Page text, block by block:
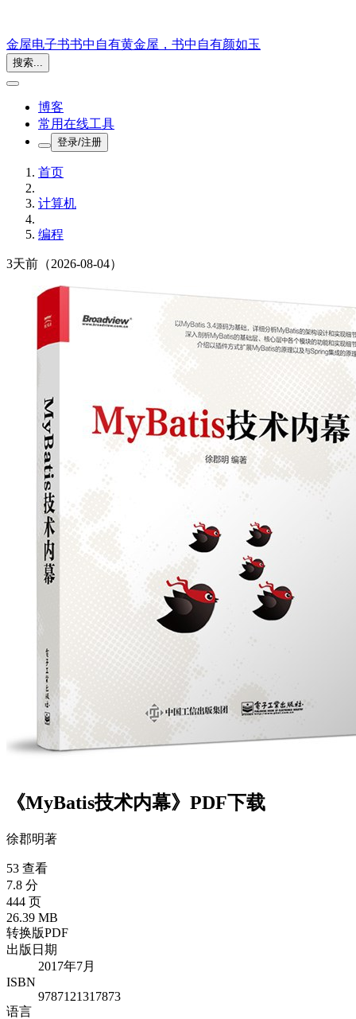
金屋电子书书中自有黄金屋，书中自有颜如玉
搜索...
博客
常用在线工具
登录/注册
首页
计算机
编程
3天前 （2026-08-04）
《MyBatis技术内幕》PDF下载
徐郡明著
53 查看
7.8 分
444 页
26.39 MB
转换版PDF
出版日期
2017年7月
ISBN
9787121317873
语言